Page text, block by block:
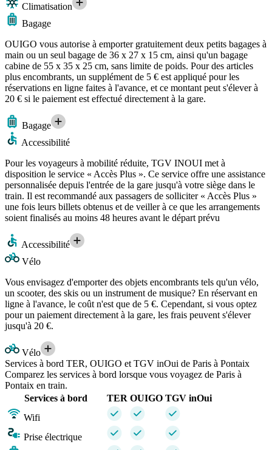
Climatisation
Bagage
OUIGO vous autorise à emporter gratuitement deux petits bagages à
main ou un seul bagage de 36 x 27 x 15 cm, ainsi qu'un bagage
cabine de 55 x 35 x 25 cm, sans limite de poids. Pour des articles
plus encombrants, un supplément de 5 € est appliqué pour les
réservations en ligne faites à l'avance, et ce montant peut s'élever à
20 € si le paiement est effectué directement à la gare.
Bagage
Accessibilité
Pour les voyageurs à mobilité réduite, TGV INOUI met à
disposition le service « Accès Plus ». Ce service offre une assistance
personnalisée depuis l'entrée de la gare jusqu'à votre siège dans le
train. Il est recommandé aux passagers de solliciter « Accès Plus »
une fois leurs billets obtenus et de veiller à ce que les arrangements
soient finalisés au moins 48 heures avant le départ prévu
Accessibilité
Vélo
Vous envisagez d'emporter des objets encombrants tels qu'un vélo,
un scooter, des skis ou un instrument de musique? En réservant en
ligne à l'avance, le coût n'est que de 5 €. Cependant, si vous optez
pour un paiement directement à la gare, les frais peuvent s'élever
jusqu'à 20 €.
Vélo
Services à bord TER, OUIGO et TGV inOui de Paris à Pontaix
Comparez les services à bord lorsque vous voyagez de Paris à
Pontaix en train.
Services à bord
TER OUIGO TGV inOui
Wifi
Prise électrique